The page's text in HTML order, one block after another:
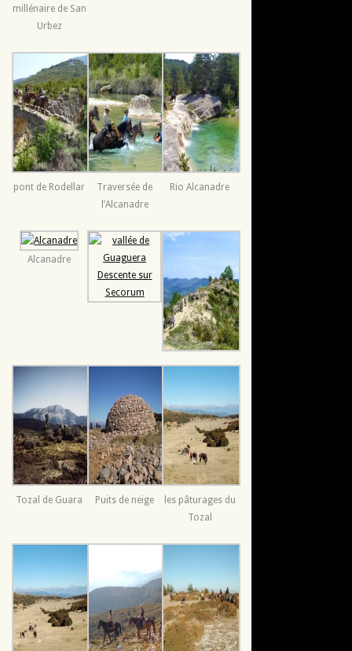
millénaire de San
Urbez
pont de Rodellar
Traversée de
l’Alcanadre
Rio Alcanadre
Alcanadre
Tozal de Guara Puits de neige
les pâturages du
Tozal